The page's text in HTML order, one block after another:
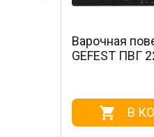
Варочная
GEFEST ПВГ
В